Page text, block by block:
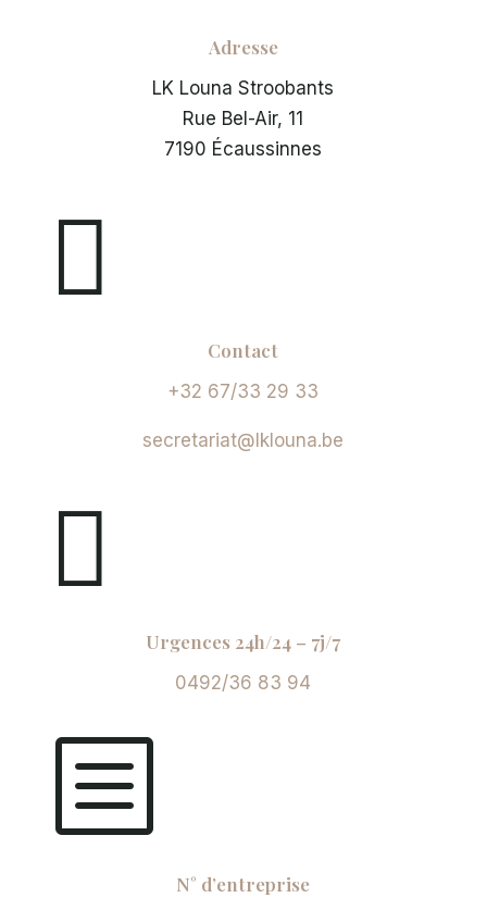
Adresse
LK Louna Stroobants
Rue Bel-Air, 11
7190 Écaussinnes

Contact
+32 67/33 29 33
secretariat@lklouna.be

Urgences 24h/24 – 7j/7
0492/36 83 94
b
N° d’entreprise